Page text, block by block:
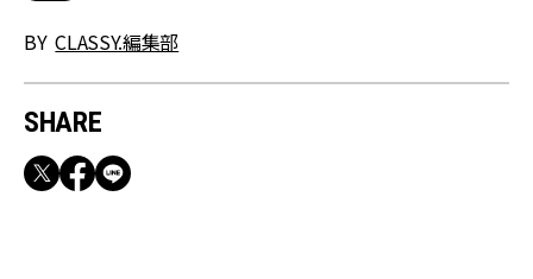
BY CLASSY.編集部
SHARE